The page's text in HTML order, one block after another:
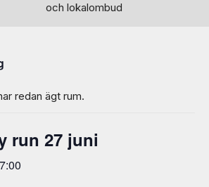
och lokalombud
redan ägt rum.
run 27 juni